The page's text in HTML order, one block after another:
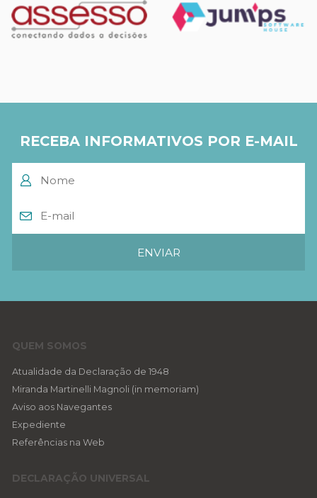
RECEBA INFORMATIVOS POR E-MAIL
QUEM SOMOS
Atualidade da Declaração de 1948
Miranda Martinelli Magnoli (in memoriam)
Aviso aos Navegantes
Expediente
Referências na Web
DECLARAÇÃO UNIVERSAL